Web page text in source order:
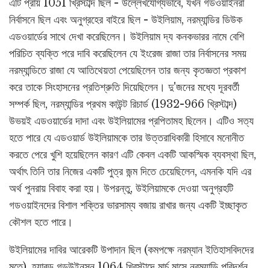
এটি প্রায় 1051 খ্রিস্টাব্দ ছিল - উল্লেখযোগ্যভাবে, যখন গডওয়াইনরা
নির্বাসনে ছিল এবং অনুগ্রহের বাইরে ছিল - উইলিয়াম, নরম্যান্ডির ডিউক
এডওয়ার্ডের সাথে দেখা করেছিলেন। উইলিয়াম দ্য কনকভারর নামে বেশি
পরিচিত ব্যক্তি পরে দাবি করেছিলেন যে ইংরেজ রাজা তার নির্বাসনের সময়
নরম্যান্ডিতে রাজা যে আতিথেয়তা পেয়েছিলেন তার জন্য কৃতজ্ঞতা প্রকাশ
করে তাকে সিংহাসনের প্রতিশ্রুতি দিয়েছিলেন। দু'জনের মধ্যে দূরবর্তী
সম্পর্ক ছিল, নরম্যান্ডির প্রথম কাউন্ট রিচার্ড (1932-966 খ্রিস্টাব্দ)
উভয়ই এডওয়ার্ডের দাদা এবং উইলিয়ামের প্রপিতামহ ছিলেন। এটিও সত্য
হতে পারে যে এডওয়ার্ড উইলিয়ামকে তার উত্তরাধিকারী হিসাবে মনোনীত
করতে পেরে খুশি হয়েছিলেন কারণ এটি কেবল একটি আকস্মিক ব্যবস্থা ছিল,
অর্থাৎ তিনি তার নিজের একটি পুত্র জন্ম দিতে চেয়েছিলেন, এমনকি যদি এর
অর্থ পুনরায় বিবাহ করা হয়। উপরন্তু, উইলিয়ামকে দেওয়া অনুগ্রহটি
গডওয়াইনদের বিশাল শক্তির ভারসাম্য বজায় রাখার জন্য একটি ইচ্ছাকৃত
কৌশল হতে পারে।
উইলিয়ামের দাবির আরেকটি উপাদান ছিল (কমপক্ষে নরম্যান ইতিহাসবিদদের